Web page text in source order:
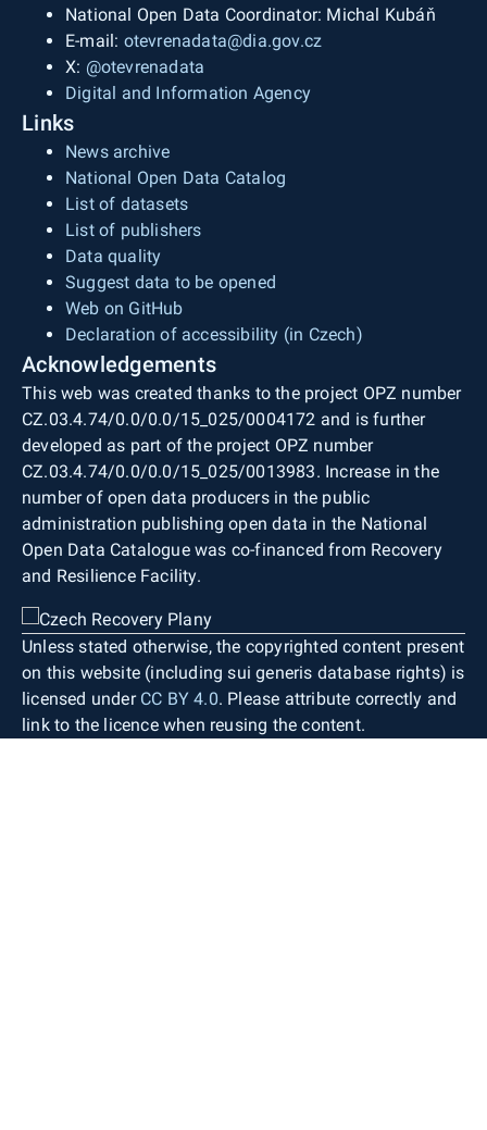
National Open Data Coordinator: Michal Kubáň
E-mail: otevrenadata@dia.gov.cz
X: @otevrenadata
Digital and Information Agency
Links
News archive
National Open Data Catalog
List of datasets
List of publishers
Data quality
Suggest data to be opened
Web on GitHub
Declaration of accessibility (in Czech)
Acknowledgements
This web was created thanks to the project OPZ number
CZ.03.4.74/0.0/0.0/15_025/0004172 and is further
developed as part of the project OPZ number
CZ.03.4.74/0.0/0.0/15_025/0013983. Increase in the
number of open data producers in the public
administration publishing open data in the National
Open Data Catalogue was co-financed from Recovery
and Resilience Facility.
Unless stated otherwise, the copyrighted content present
on this website (including sui generis database rights) is
licensed under CC BY 4.0. Please attribute correctly and
link to the licence when reusing the content.